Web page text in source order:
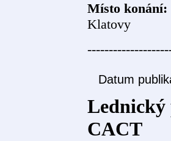
Místo konání:
Klatovy
Datum
Lednický
CACT